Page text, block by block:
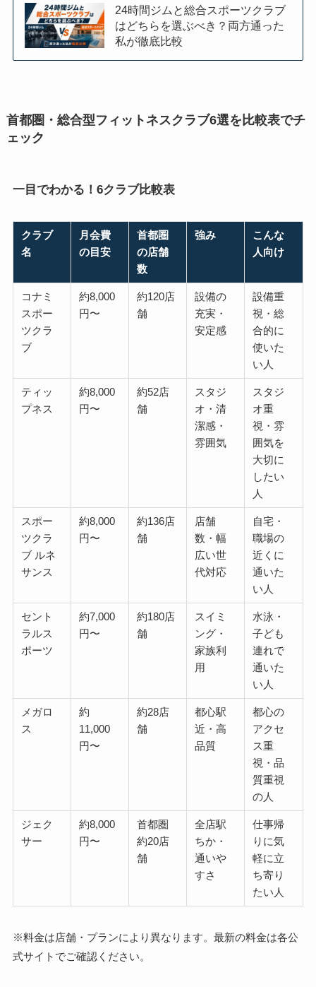
24時間ジムと総合スポーツクラブ
はどちらを選ぶべき？両方通った
私が徹底比較
首都圏・総合型フィットネスクラブ6選を比較表でチ
ェック
一目でわかる！6クラブ比較表
クラブ
名
月会費
の目安
首都圏
の店舗
数
強み
こんな
人向け
コナミ
スポー
ツクラ
ブ
約8,000
円〜
約120店
舗
設備の
充実・
安定感
設備重
視・総
合的に
使いた
い人
ティッ
プネス
約8,000
円〜
約52店
舗
スタジ
オ・清
潔感・
雰囲気
スタジ
オ重
視・雰
囲気を
大切に
したい
人
スポー
ツクラ
ブ ルネ
サンス
約8,000
円〜
約136店
舗
店舗
数・幅
広い世
代対応
自宅・
職場の
近くに
通いた
い人
セント
ラルス
ポーツ
約7,000
円〜
約180店
舗
スイミ
ング・
家族利
用
水泳・
子ども
連れで
通いた
い人
メガロ
ス
約
11,000
円〜
約28店
舗
都心駅
近・高
品質
都心の
アクセ
ス重
視・品
質重視
の人
ジェク
サー
約8,000
円〜
首都圏
約20店
舗
全店駅
ちか・
通いや
すさ
仕事帰
りに気
軽に立
ち寄り
たい人
※料金は店舗・プランにより異なります。最新の料金は各公
式サイトでご確認ください。